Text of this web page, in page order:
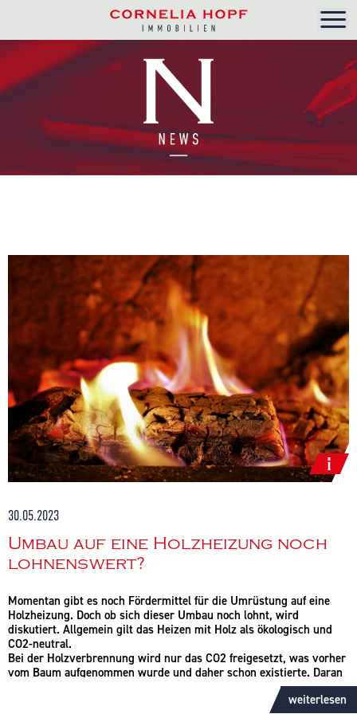
30.05.2023
Umbau auf eine Holzheizung noch
lohnenswert?
Momentan gibt es noch Fördermittel für die Umrüstung auf eine
Holzheizung. Doch ob sich dieser Umbau noch lohnt, wird
diskutiert. Allgemein gilt das Heizen mit Holz als ökologisch und
CO2-neutral.
Bei der Holzverbrennung wird nur das CO2 freigesetzt, was vorher
vom Baum aufgenommen wurde und daher schon existierte. Daran
lässt sich kritisieren, dass ein Baum das CO2 häufig über einen
Zeitraum von mehr als 100 Jahren aufnimmt. Dieser Anteil wird
weiterlesen